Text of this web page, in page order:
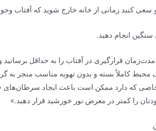
و سعی کنید زمانی از خانه خارج شوید که آفتاب
انجام دهید.
قرارگیری در آفتاب را به حداقل
یک محیط کاملاً بسته و بدون تهویه مناسب
را کمتر در معرض نور خورشید قرار دهید.»